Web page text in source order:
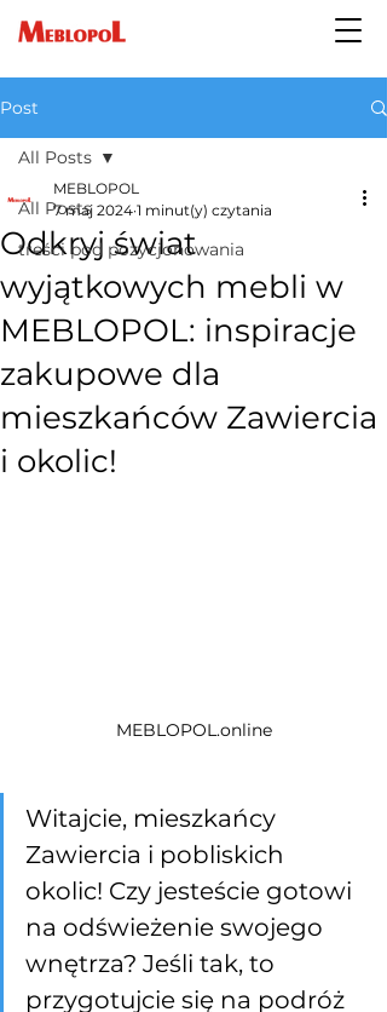
Post
All Posts
treści pod pozycjonowania
All Posts
Odkryj świat
wyjątkowych mebli w
MEBLOPOL: inspiracje
zakupowe dla
mieszkańców Zawiercia
i okolic!
MEBLOPOL
7 maj 2024 1 minut(y) czytania
MEBLOPOL.online
Witajcie, mieszkańcy
Zawiercia i pobliskich
okolic! Czy jesteście gotowi
na odświeżenie swojego
wnętrza? Jeśli tak, to
przygotujcie się na podróż